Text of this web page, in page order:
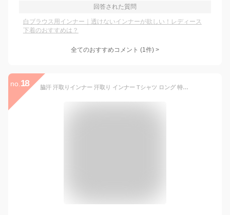
回答された質問
白ブラウス用インナー｜透けないインナーが欲しい！レディース
下着のおすすめは？
全てのおすすめコメント (1件) >
no. 18 脇汗 汗取りインナー 汗取り インナー Tシャツ ロング 特大 汗取りパッド 大 汗 脇汗 インナー レディース 吸汗速乾 脇汗パッド インナー 汗 染み 防止 t シャツ 送料無料 汗取りパッド付き 半袖 汗染み ワキ汗 防止 汗染み防止 インナー